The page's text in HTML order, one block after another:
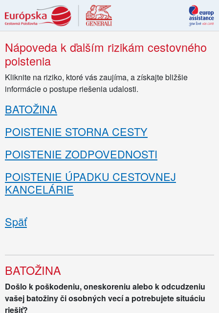
Nápoveda k ďalším rizikám cestovného
poistenia
Kliknite na riziko, ktoré vás zaujíma, a získajte bližšie
informácie o postupe riešenia udalosti.
BATOŽINA
POISTENIE STORNA CESTY
POISTENIE ZODPOVEDNOSTI
POISTENIE ÚPADKU CESTOVNEJ
KANCELÁRIE
Späť
BATOŽINA
Došlo k poškodeniu, oneskoreniu alebo k odcudzeniu
vašej batožiny či osobných vecí a potrebujete situáciu
riešiť?